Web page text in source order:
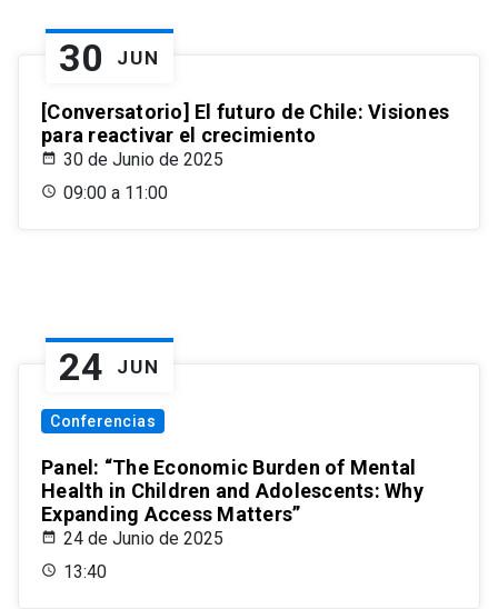
30 JUN
[Conversatorio] El futuro de Chile: Visiones
para reactivar el crecimiento
30 de Junio de 2025
09:00 a 11:00
24 JUN
Conferencias
Panel: “The Economic Burden of Mental
Health in Children and Adolescents: Why
Expanding Access Matters”
24 de Junio de 2025
13:40